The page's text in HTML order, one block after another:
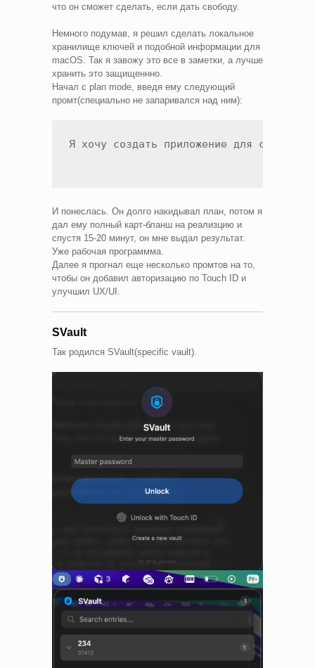
что он сможет сделать, если дать свободу.
Немного подумав, я решил сделать локальное
хранилище ключей и подобной информации для
macOS. Так я завожу это все в заметки, а лучше
хранить это защищеннно.
Начал с plan mode, введя ему следующий
промт(специально не запаривался над ним):
И понеслась. Он долго накидывал план, потом я
дал ему полный карт-бланш на реализцию и
спустя 15-20 минут, он мне выдал результат.
Уже рабочая программма.
Далее я прогнал еще несколько промтов на то,
чтобы он добавил авторизацию по Touch ID и
улучшил UX/UI.
SVault
Так родился SVault(specific vault).